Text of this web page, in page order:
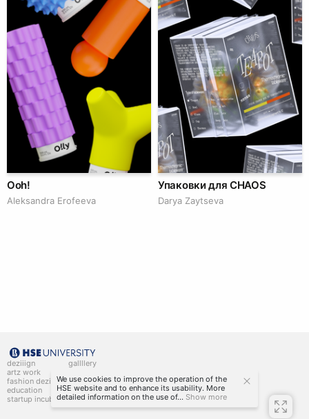
Ooh!
Aleksandra Erofeeva
Упаковки для CHAOS
Darya Zaytseva
deziiign
artz work
fashion deziiign
education
startup incubator
gallllery
kiiids.art
We use cookies to improve the operation of the
HSE website and to enhance its usability. More
detailed information on the use of... Show more